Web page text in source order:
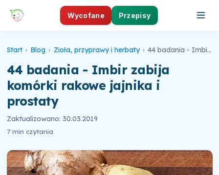
Wycofane Przepisy
Start › Blog › Zioła, przyprawy i herbaty › 44 badania - Imbir zabija komórki rakowe jajnika i prostaty
44 badania - Imbir zabija
komórki rakowe jajnika i
prostaty
Zaktualizowano: 30.03.2019
7 min czytania